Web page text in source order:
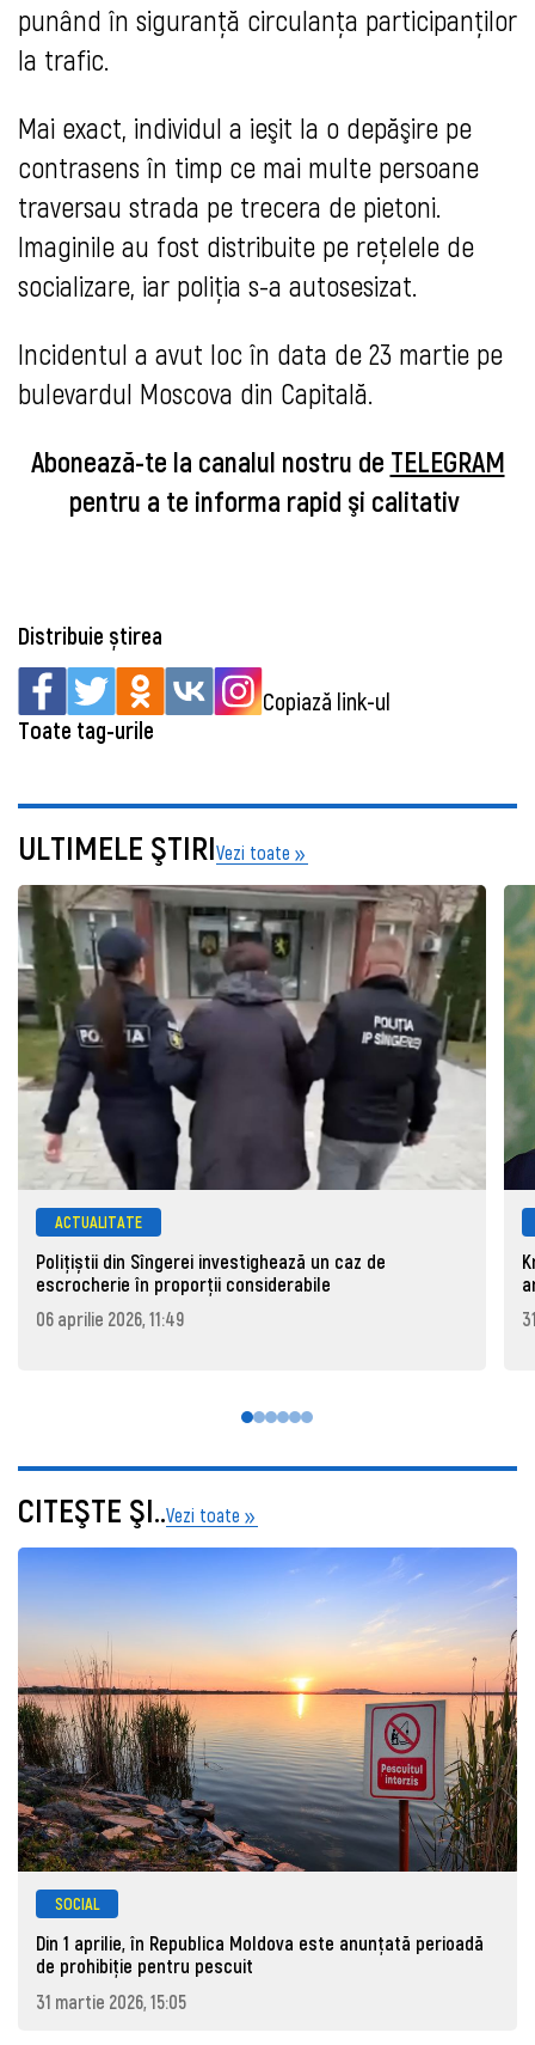
punând în siguranţă circulanţa participanţilor
la trafic.
Mai exact, individul a ieşit la o depăşire pe
contrasens în timp ce mai multe persoane
traversau strada pe trecera de pietoni.
Imaginile au fost distribuite pe reţelele de
socializare, iar poliţia s-a autosesizat.
Incidentul a avut loc în data de 23 martie pe
bulevardul Moscova din Capitală.
Abonează-te la canalul nostru de TELEGRAM
pentru a te informa rapid şi calitativ
Distribuie știrea
Copiază link-ul
Toate tag-urile
ULTIMELE ŞTIRIVezi toate
ACTUALITATE
Polițiștii din Sîngerei investighează un caz de
escrocherie în proporții considerabile
06 aprilie 2026, 11:49
CITEŞTE ŞI..Vezi toate
SOCIAL
Din 1 aprilie, în Republica Moldova este anunţată perioadă
de prohibiţie pentru pescuit
31 martie 2026, 15:05